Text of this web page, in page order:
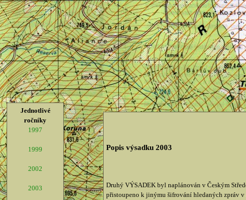
Jednotlivé
ročníky
1997
1999
2002
2003
Popis výsadku 2003
Druhý VÝSADEK byl naplánován v Českým
přistoupeno k jinýmu šifrování hledaných zpráv v